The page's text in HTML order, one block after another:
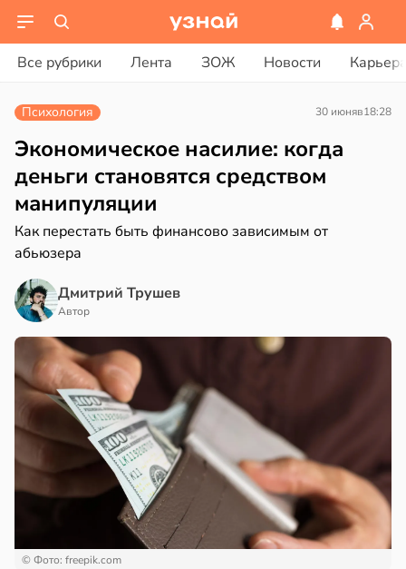
Все рубрики Лента ЗОЖ Новости
в13:55
Психология 30 июняв18:28
Экономическое насилие: когда
деньги становятся средством
манипуляции
Как перестать быть финансово зависимым от
абьюзера
Дмитрий Трушев
Автор
© Фото: freepik.com
17:40